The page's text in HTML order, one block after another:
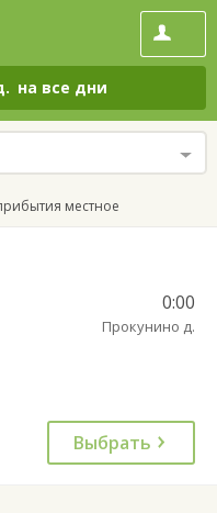
на все дни
местное
0:00
Прокунино д.
Выбрать